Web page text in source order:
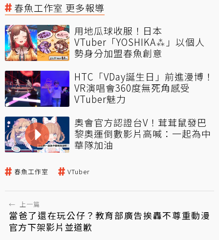
春魚工作室 更多報導
用地瓜球收服！日本
VTuber「YOSHIKA⁂」以個人
勢身分加盟春魚創意
HTC「VDay誕生日」前進漫博！
VR演唱會360度無死角感受
VTuber魅力
奧會官方認證台V！茸茸鼠發巴
黎奧運倒數影片高喊：一起為中
華隊加油
春魚工作室 VTuber
← 上一篇
當爸了還在玩公仔？教育部廣告挨轟不尊重動漫
官方下架影片並道歉